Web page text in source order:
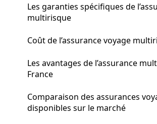
Les garanties spécifiques de
multirisque
Coût de l’assurance voyage
Les avantages de l’assurance
France
Comparaison des assurances
disponibles sur le marché